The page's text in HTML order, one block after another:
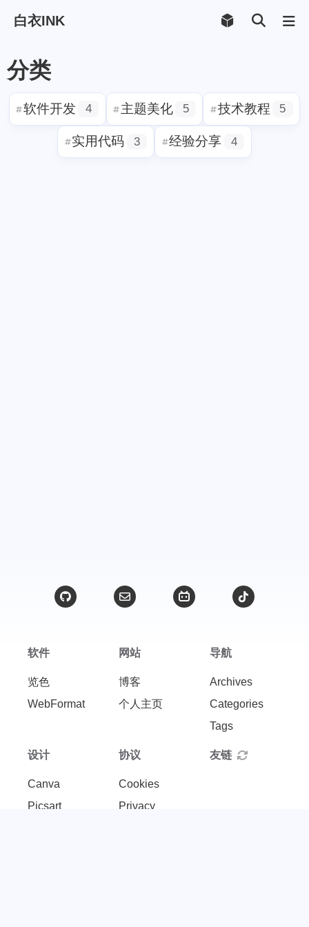
白衣INK
分类
软件开发 4 主题美化 5 技术教
软件
览色
WebFormat
网站
博客
个人主页
导航
Archives
Categories
Tags
设计
Canva
Picsart
协议
Cookies
Privacy
友链